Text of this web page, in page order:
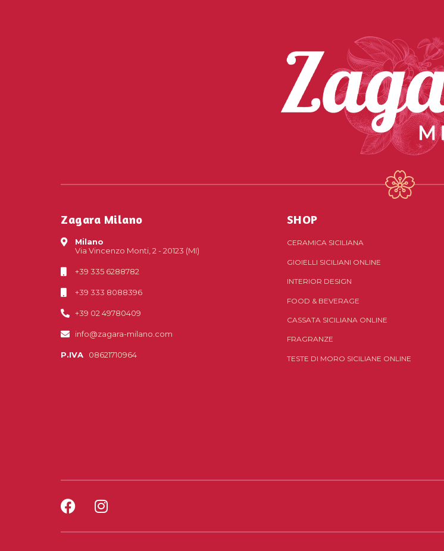
Zagara Milano
Milano
Via Vincenzo Monti, 2 - 20123 (MI)
+39 335 6288782
+39 333 8088396
+39 02 49780409
info@zagara-milano.com
P.IVA 08621710964
SHOP
CERAMICA SICILIANA
GIOIELLI SICILIANI ONLINE
INTERIOR DESIGN
FOOD & BEVERAGE
CASSATA SICILIANA ONLINE
FRAGRANZE
TESTE DI MORO SICILIANE ONLINE